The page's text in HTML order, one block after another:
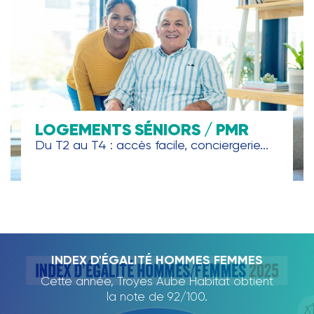
LOGEMENTS SÉNIORS / PMR
Du T2 au T4 : accès facile, conciergerie...
INDEX D'ÉGALITÉ HOMMES FEMMES
Cette année, Troyes Aube Habitat obtient
la note de 92/100.
RAPPORT D'ACTIVITÉ 2024
Nous avons le plaisir de vous présenter
notre rapport d'activité 2024., qui dresse
TROYES AUBE HABITAT, PARTENAIRE DE
L'ECOLE DE LA DEUXIÈME
CHANCE